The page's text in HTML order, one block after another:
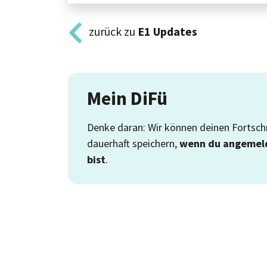
zurück zu E1 Updates
Mein DiFü
Denke daran: Wir können deinen
dauerhaft speichern,wenn du
bist.